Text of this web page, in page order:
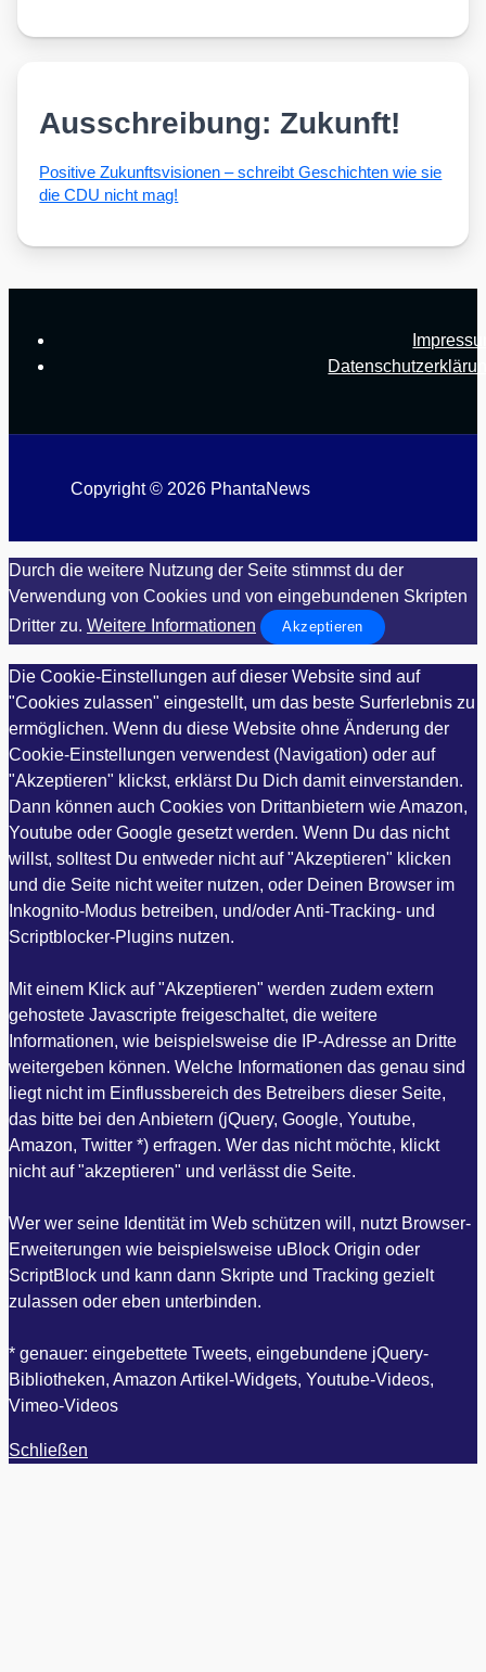
Ausschreibung: Zukunft!
Posi­ti­ve Zukunfts­vi­sio­nen – schreibt Geschich­ten wie sie
die CDU nicht mag!
Copyright © 2026 PhantaNews
Durch die weitere Nutzung der Seite stimmst du der
Verwendung von Cookies und von eingebundenen Skripten
Dritter zu. Weitere Informationen Akzeptieren
Die Cookie-Einstellungen auf dieser Website sind auf
"Cookies zulassen" eingestellt, um das beste Surferlebnis zu
ermöglichen. Wenn du diese Website ohne Änderung der
Cookie-Einstellungen verwendest (Navigation) oder auf
"Akzeptieren" klickst, erklärst Du Dich damit einverstanden.
Dann können auch Cookies von Drittanbietern wie Amazon,
Youtube oder Google gesetzt werden. Wenn Du das nicht
willst, solltest Du entweder nicht auf "Akzeptieren" klicken
und die Seite nicht weiter nutzen, oder Deinen Browser im
Inkognito-Modus betreiben, und/oder Anti-Tracking- und
Scriptblocker-Plugins nutzen.
Mit einem Klick auf "Akzeptieren" werden zudem extern
gehostete Javascripte freigeschaltet, die weitere
Informationen, wie beispielsweise die IP-Adresse an Dritte
weitergeben können. Welche Informationen das genau sind
liegt nicht im Einflussbereich des Betreibers dieser Seite,
das bitte bei den Anbietern (jQuery, Google, Youtube,
Amazon, Twitter *) erfragen. Wer das nicht möchte, klickt
nicht auf "akzeptieren" und verlässt die Seite.
Wer wer seine Identität im Web schützen will, nutzt Browser-
Erweiterungen wie beispielsweise uBlock Origin oder
ScriptBlock und kann dann Skripte und Tracking gezielt
zulassen oder eben unterbinden.
* genauer: eingebettete Tweets, eingebundene jQuery-
Bibliotheken, Amazon Artikel-Widgets, Youtube-Videos,
Vimeo-Videos
Schließen